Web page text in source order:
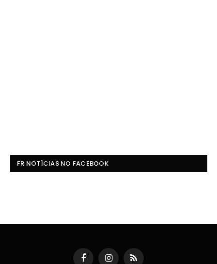
FR NOTÍCIAS NO FACEBOOK
FacebookInstagramRSS